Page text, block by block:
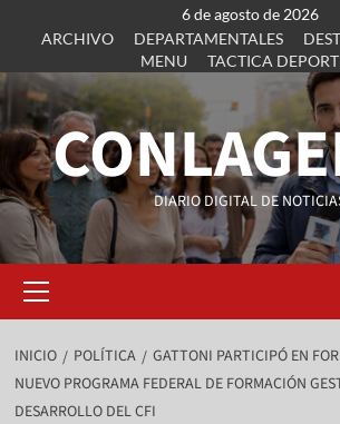
6 de agosto de 2026
ARCHIVO
DEPARTAMENTALES
MENU
TACTICA
DIARIO DIGITAL DE
INICIO POLÍTICA
GATTONI PARTICIPÓ EN
NUEVO PROGRAMA FEDERAL DE FORMACIÓN
DESARROLLO DEL CFI